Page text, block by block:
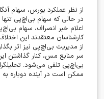
از نظر عملکرد بورس، سهام
در حالی که سهام بی‌اچ‌پی تنها
اعلام خبر انصراف، سهام
کارشناسان معتقدند این
از مدیریت بی‌اچ‌پی نیز اثر
سر منابع مس، کنار گذاشتن
بی‌اچ‌پی تلقی می‌شود.
ممکن است در آینده دوباره